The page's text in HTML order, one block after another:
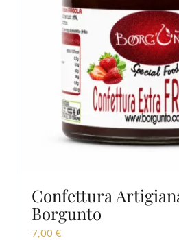
Confettura
Borgunto
7,00 €